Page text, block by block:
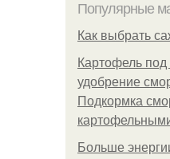
Популярные
Как выбрать
Картофель
удобрение
Подкормка
Больше